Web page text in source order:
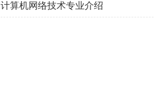
计算机网络技术专业介绍